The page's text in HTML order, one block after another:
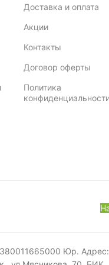
Доставка и оплата
Акции
Контакты
Договор оферты
Политика
Юр.